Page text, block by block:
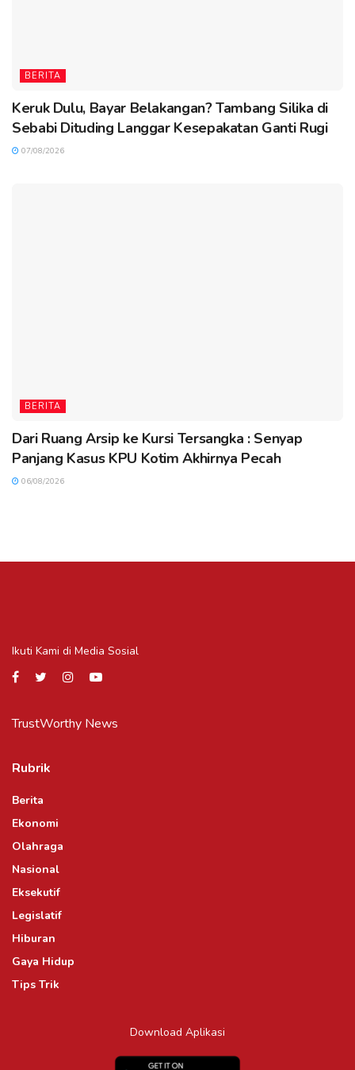
BERITA
Keruk Dulu, Bayar Belakangan? Tambang Silika di
Sebabi Dituding Langgar Kesepakatan Ganti Rugi
07/08/2026
BERITA
Dari Ruang Arsip ke Kursi Tersangka : Senyap
Panjang Kasus KPU Kotim Akhirnya Pecah
06/08/2026
Ikuti Kami di Media Sosial
TrustWorthy News
Rubrik
Berita
Ekonomi
Olahraga
Nasional
Eksekutif
Legislatif
Hiburan
Gaya Hidup
Tips Trik
Download Aplikasi